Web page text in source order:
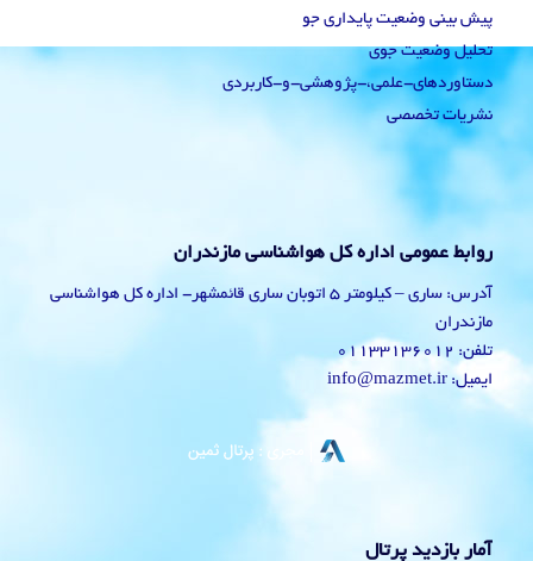
پیش بینی وضعیت پایداری جو
تحلیل وضعیت جوی
دستاوردهای-علمی،-پژوهشی-و-کاربردی
نشریات تخصصی
روابط عمومی اداره کل هواشناسی مازندران
آدرس: ساری – کیلومتر 5 اتوبان ساری قائمشهر- اداره کل هواشناسی
مازندران
تلفن: 01133136012
ایمیل: info@mazmet.ir
آمار بازدید پرتال